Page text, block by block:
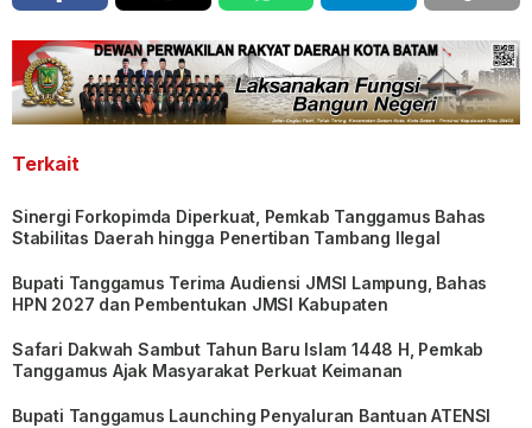
Terkait
Sinergi Forkopimda Diperkuat, Pemkab Tanggamus Bahas
Stabilitas Daerah hingga Penertiban Tambang Ilegal
Bupati Tanggamus Terima Audiensi JMSI Lampung, Bahas
HPN 2027 dan Pembentukan JMSI Kabupaten
Safari Dakwah Sambut Tahun Baru Islam 1448 H, Pemkab
Tanggamus Ajak Masyarakat Perkuat Keimanan
Bupati Tanggamus Launching Penyaluran Bantuan ATENSI